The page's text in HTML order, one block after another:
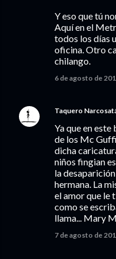
Y eso que tú
Aquí en el
todos los días
oficina. Otro
chilango.
6 de agosto de
Taquero
Ya que en este
de los Mc
dicha
niños fingian
la
hermana. La
el amor que le
como se
llama... Mary
7 de agosto de